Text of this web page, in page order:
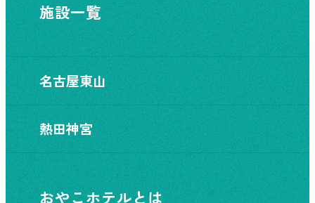
施設一覧
名古屋東山
熱田神宮
おやこホテルとは